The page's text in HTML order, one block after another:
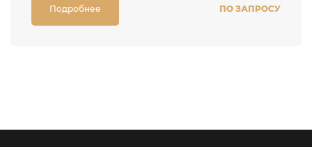
Подробнее ПО ЗАПРОСУ